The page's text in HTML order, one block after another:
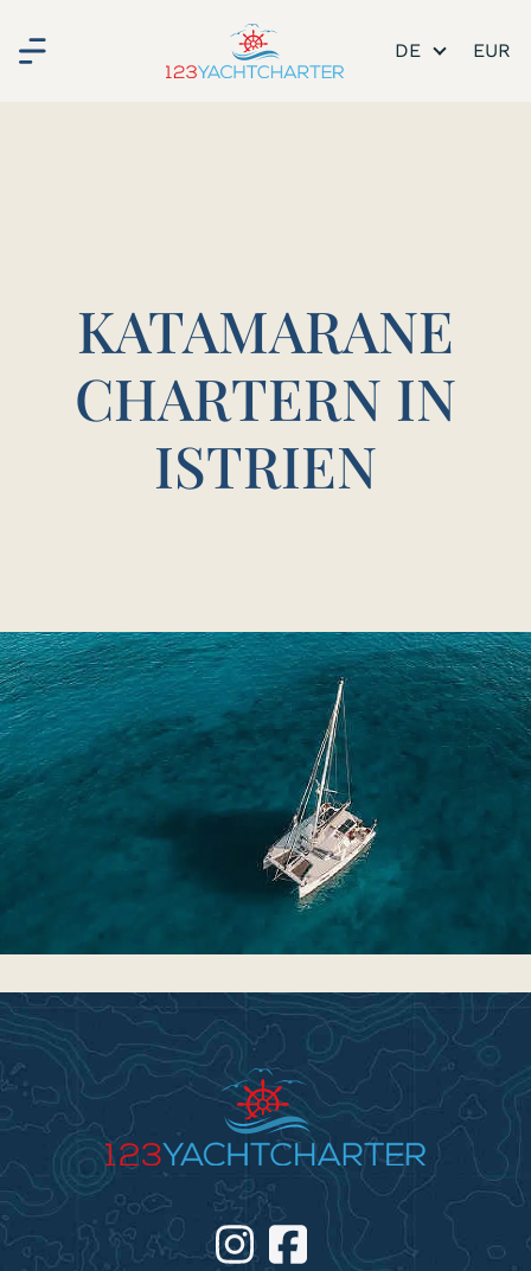
DE
KATAMARANE
CHARTERN IN
ISTRIEN